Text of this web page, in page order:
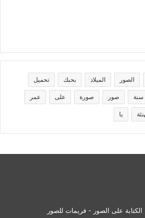
الصور الميلاد بحبك تحميل
سنة صور صورة على عمر
يا
على الصور - فريمات للصور